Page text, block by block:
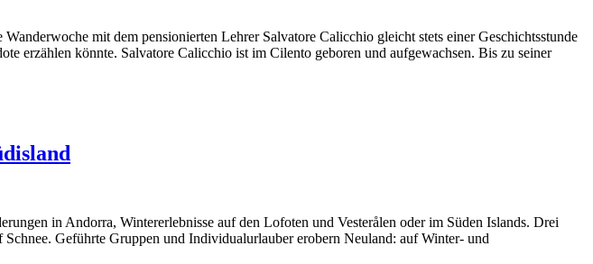
mit dem pensionierten Lehrer Salvatore Calicchio gleicht stets einer Geschichtsstunde
erzählen könnte. Salvatore Calicchio ist im Cilento geboren und aufgewachsen. Bis zu seiner
in Andorra, Wintererlebnisse auf den Lofoten und Vesterålen oder im Süden Islands. Drei
Geführte Gruppen und Individualurlauber erobern Neuland: auf Winter- und